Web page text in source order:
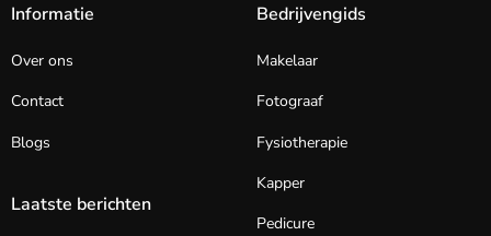
Informatie
Over ons
Contact
Blogs
Laatste berichten
Bedrijvengids
Makelaar
Fotograaf
Fysiotherapie
Kapper
Pedicure